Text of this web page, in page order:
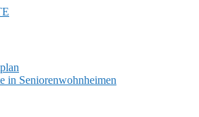
in Seniorenwohnheimen